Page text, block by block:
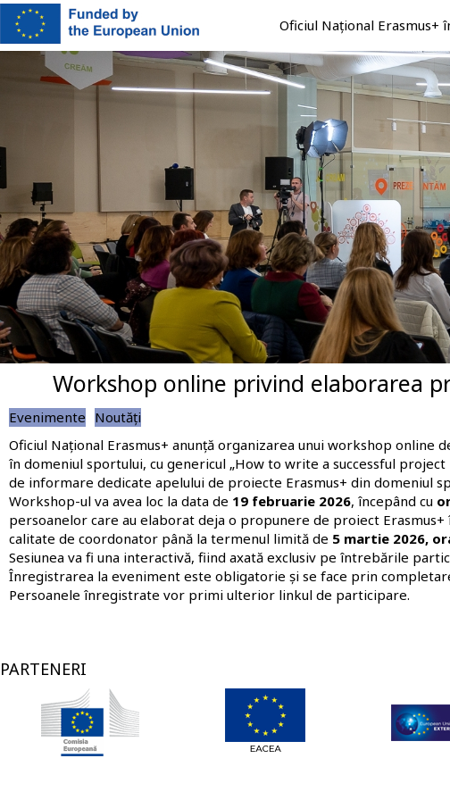
Mergi
conţinutul
principal
Oficiul Național Erasmus+
Workshop online privind elaborarea
Evenimente Noutăți
Oficiul Național Erasmus+ anunță organizarea unui workshop online
în domeniul sportului, cu genericul „How to write a successful
de informare dedicate apelului de proiecte Erasmus+ din domeniul
Workshop-ul va avea loc la data de 19 februarie 2026, începând cu
persoanelor care au elaborat deja o propunere de proiect
calitate de coordonator până la termenul limită de 5 martie 2026,
Sesiunea va fi una interactivă, fiind axată exclusiv pe întrebările
Înregistrarea la eveniment este obligatorie și se face prin
Persoanele înregistrate vor primi ulterior linkul de participare.
PARTENERI